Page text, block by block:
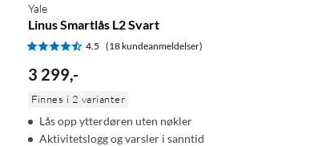
Yale
Linus Smartlås L2 Svart
4.5 (18 kundeanmeldelser)
3 299,-
Finnes i 2 varianter
Lås opp ytterdøren uten nøkler
Aktivitetslogg og varsler i sanntid